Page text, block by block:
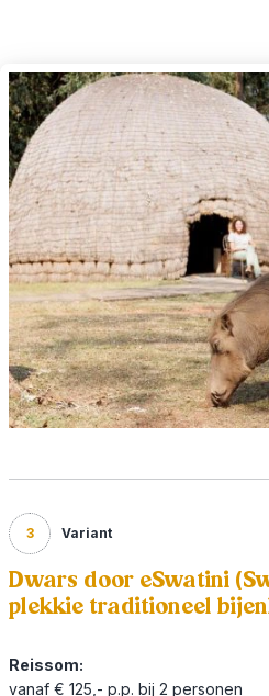
3 Variant
Dwars door eSwatini
plekkie traditioneel
Reissom:
vanaf € 125,- p.p. bij 2 personen